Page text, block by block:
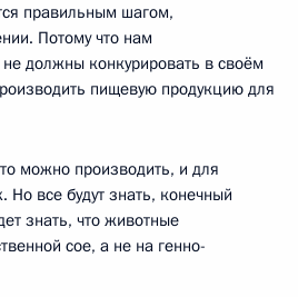
правильным шагом,
Потому что нам
должны конкурировать в своём
пищевую продукцию для
можно производить, и для
все будут знать, конечный
знать, что животные
сое, а не на генно-